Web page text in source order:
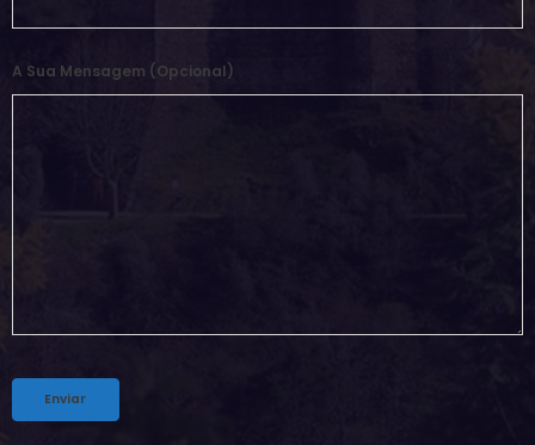
A Sua Mensagem (opcional)